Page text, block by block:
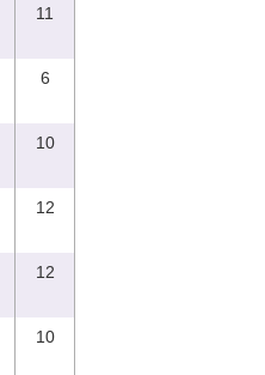
11
6
10
12
12
10